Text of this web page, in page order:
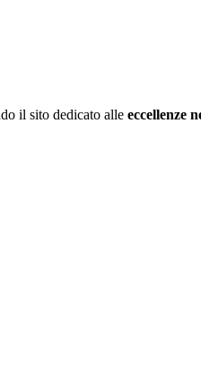
il sito dedicato alle eccellenze